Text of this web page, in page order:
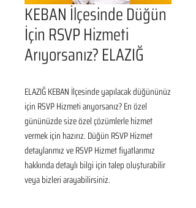
KEBAN İlçesinde Düğün
İçin RSVP Hizmeti
Arıyorsanız? ELAZIĞ
ELAZIĞ KEBAN İlçesinde yapılacak düğününüz
için RSVP Hizmeti arıyorsanız? En özel
gününüzde size özel çözümlerle hizmet
vermek için hazırız. Düğün RSVP Hizmet
detaylarımız ve RSVP Hizmet fiyatlarımız
hakkında detaylı bilgi için talep oluşturabilir
veya bizleri arayabilirsiniz.